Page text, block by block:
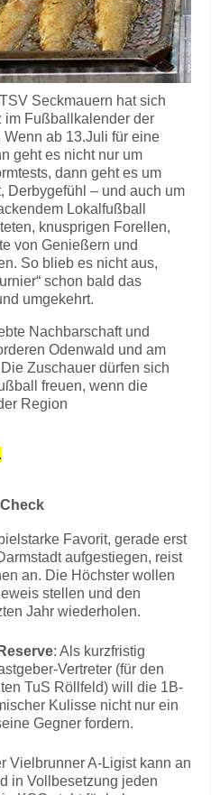
Seckmauern hat sich
im Fußballkalender der
ab 13.Juli für eine
geht es nicht nur um
dann geht es um
Derbygefühl – und auch um
Lokalfußball
knusprigen Forellen,
von Genießern und
So blieb es nicht aus,
schon bald das
umgekehrt.
Nachbarschaft und
Odenwald und am
Zuschauer dürfen sich
freuen, wenn die
Region
Favorit, gerade erst
aufgestiegen, reist
an. Die Höchster wollen
stellen und den
Jahr wiederholen.
: Als kurzfristig
Vertreter (für den
TuS Röllfeld) will die 1B-
Kulisse nicht nur ein
Gegner fordern.
Vielbrunner A-Ligist kann an
in Vollbesetzung jeden